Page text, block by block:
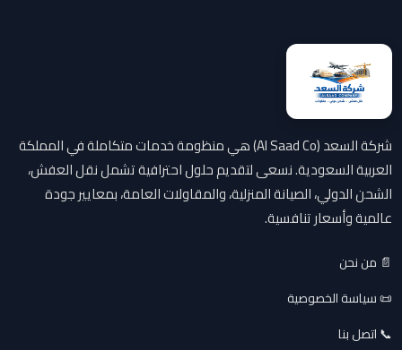
شركة السعد (Al Saad Co) هي منظومة خدمات متكاملة في المملكة
العربية السعودية. نسعى لتقديم حلول احترافية تشمل نقل العفش،
الشحن الدولي، الصيانة المنزلية، والمقاولات العامة، بمعايير جودة
عالمية وأسعار تنافسية.
📄 من نحن
📜 سياسة الخصوصية
📞 اتصل بنا